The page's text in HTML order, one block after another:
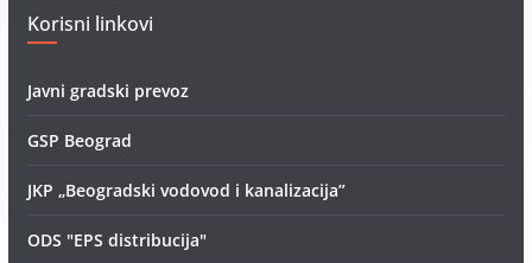
Korisni linkovi
Javni gradski prevoz
GSP Beograd
JKP „Beogradski vodovod i kanalizacija”
ODS "EPS distribucija"